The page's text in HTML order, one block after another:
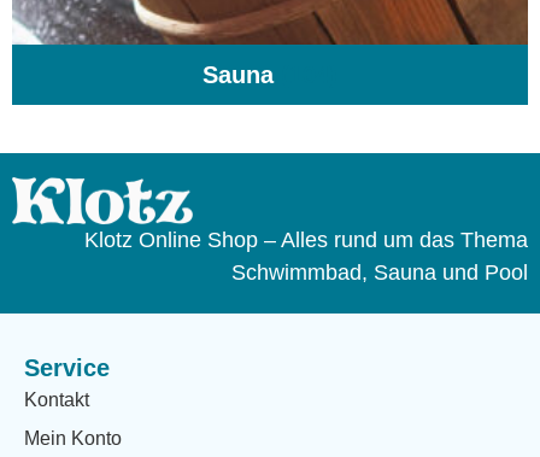
Sauna
Klotz Online Shop – Alles rund um das Thema
Schwimmbad, Sauna und Pool
Service
Kontakt
Mein Konto